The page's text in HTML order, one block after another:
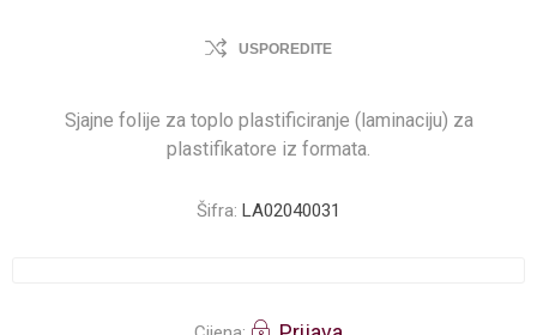
USPOREDITE
Sjajne folije za toplo plastificiranje (laminaciju) za
plastifikatore iz formata.
Šifra: LA02040031